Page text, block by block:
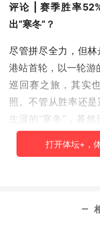
评论 | 赛季胜率
出“寒冬”？
尽管拼尽全力，但
港站首轮，以一轮
巡回赛之旅，其实
照。不管从胜率还
生涯的“寒冬”，蓦
史以来最差的一个赛
落“七冠王”广州恒
打开体坛+，